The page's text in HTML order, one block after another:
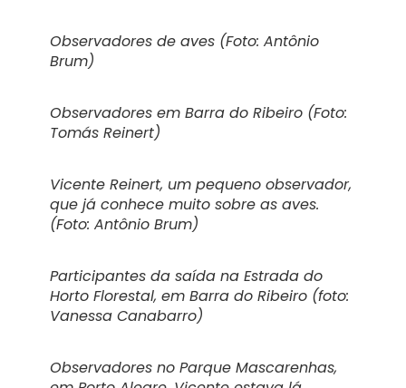
Observadores de aves (Foto: Antônio
Brum)
Observadores em Barra do Ribeiro (Foto:
Tomás Reinert)
Vicente Reinert, um pequeno observador,
que já conhece muito sobre as aves.
(Foto: Antônio Brum)
Participantes da saída na Estrada do
Horto Florestal, em Barra do Ribeiro (foto:
Vanessa Canabarro)
Observadores no Parque Mascarenhas,